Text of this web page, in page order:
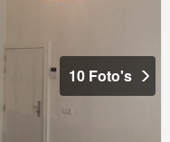
10 Foto's